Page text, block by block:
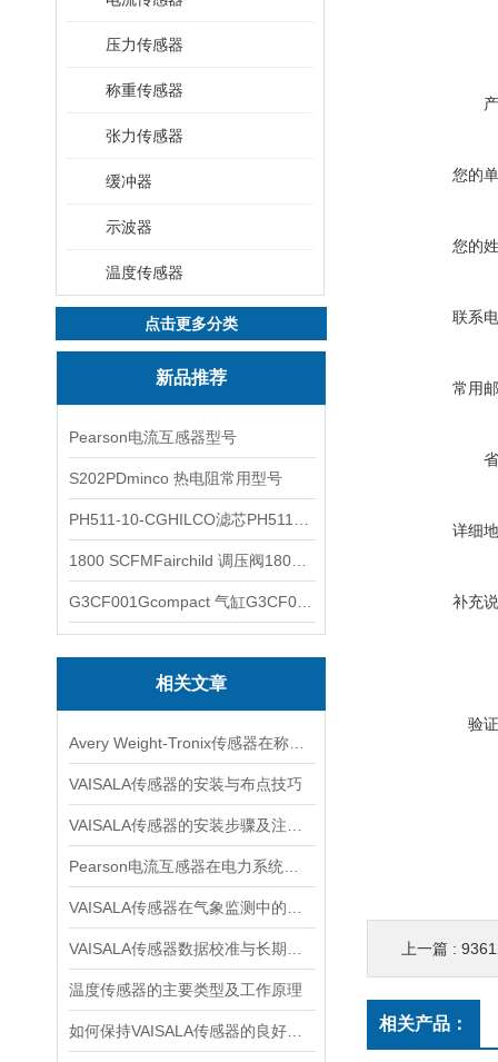
压力传感器
称重传感器
张力传感器
缓冲器
示波器
温度传感器
点击更多分类
新品推荐
Pearson电流互感器型号
S202PDminco 热电阻常用型号
相关文章
VAISALA传感器的安装与布点技巧
温度传感器的主要类型及工作原理
您的
您的
联系
常用
详细
补充
验
上一篇 :
相关产品：